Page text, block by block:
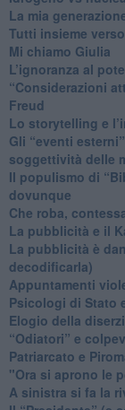
​La mia
​Tutti insieme
Mi chiamo Giulia
L’ignoranza al
​“Considerazioni
Freud
​Lo storytelling e
​Gli “eventi
soggettività delle
​Il populismo di
dovunque
​Che roba,
La pubblicità e il
​La pubblicità è
decodificarla)
​Appuntamenti
​Psicologi di Stato
Elogio della
“Odiatori” e
​Patriarcato e
"Ora si aprono le
​A sinistra si fa la